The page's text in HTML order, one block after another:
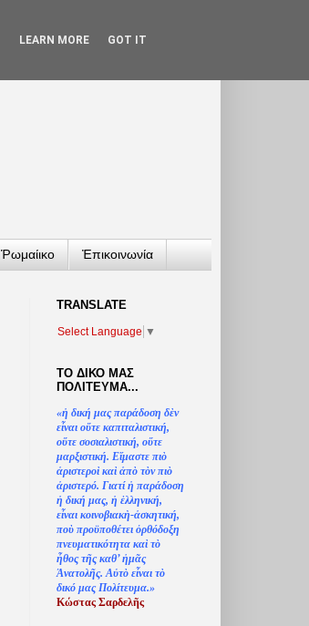
Ῥωμαίικο Ἐπικοινωνία
TRANSLATΕ
Select Language ▼
ΤΟ ΔΙΚΟ ΜΑΣ
ΠΟΛΙΤΕΥΜΑ...
«ἡ δική μας παράδοση δὲν
εἶναι οὔτε καπιταλιστική,
οὔτε σοσιαλιστική, οὔτε
μαρξιστική. Εἴμαστε πιὸ
ἀριστεροὶ καὶ ἀπὸ τὸν πιὸ
ἀριστερό. Γιατίἡ παράδοση
ἡ δική μας, ἡ ἑλληνική,
εἶναι κοινοβιακὴ-ἀσκητική,
ποὺ προϋποθέτει ὀρθόδοξη
πνευματικότητα καὶ τὸ
ἦθος τῆς καθ’ἠμᾶς
Ἀνατολῆς. Αὐτὸ εἶναι τὸ
δικό μας Πολίτευμα.»
Κώστας Σαρδελῆς
LEARN MORE GOT IT